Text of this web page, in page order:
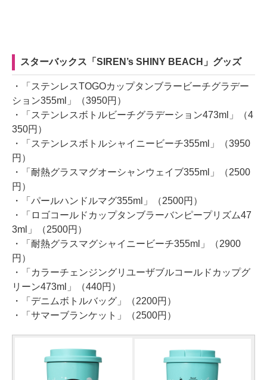
スターバックス「SIREN’s SHINY BEACH」グッズ
・「ステンレスTOGOカップタンブラービーチグラデー
ション355ml」（3950円）
・「ステンレスボトルビーチグラデーション473ml」（4
350円）
・「ステンレスボトルシャイニービーチ355ml」（3950
円）
・「耐熱グラスマグオーシャンウェイブ355ml」（2500
円）
・「パールハンドルマグ355ml」（2500円）
・「ロゴコールドカップタンブラーバンピープリズム47
3ml」（2500円）
・「耐熱グラスマグシャイニービーチ355ml」（2900
円）
・「カラーチェンジングリユーザブルコールドカップグ
リーン473ml」（440円）
・「デニムボトルバッグ」（2200円）
・「サマーブランケット」（2500円）